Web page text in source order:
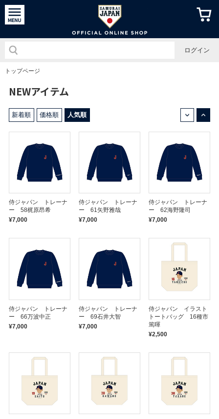
侍ジャパ
ログイン
トップページ
NEWアイテム
新着順 価格順 人気順
侍ジャパン トレーナ
ー 58梶原昂希
¥7,000
侍ジャパン トレーナ
ー 61矢野雅哉
¥7,000
侍ジャパン トレーナ
ー 62海野隆司
¥7,000
侍ジャパン トレーナ
ー 66万波中正
¥7,000
侍ジャパン トレーナ
ー 69石井大智
¥7,000
侍ジャパン イラスト
トートバッグ 16種市
篤暉
¥2,500